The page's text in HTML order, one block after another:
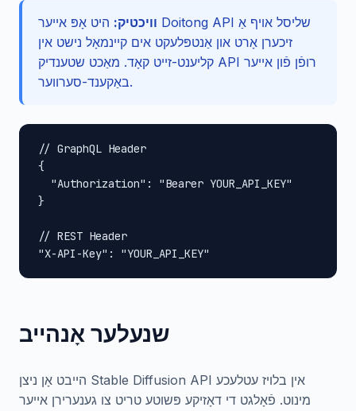
וויכטיק: היט אָפּ אייער Doitong API שליסל אויף אַ
זיכערן אָרט און אַנטפּלעקט אים קיינמאָל נישט אין
קליענט-זייט קאָד. מאַכט שטענדיק API רופֿן פֿון אייער
באַקענד-סערווער.
// GraphQL Header
{
  "Authorization": "Bearer YOUR_API_KEY"
}
// REST Header
"X-API-Key": "YOUR_API_KEY"
שנעלער אָנהייב
הייבט אָן ניצן Stable Diffusion API אין בלויז עטלעכע
מינוט. פֿאָלגט די דאָזיקע פּשוטע טריט צו גענערירן אייער